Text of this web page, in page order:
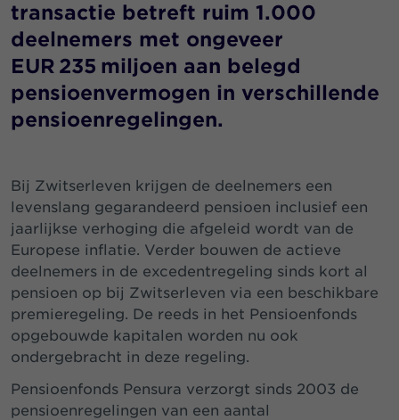
transactie betreft ruim 1.000
deelnemers met ongeveer
EUR 235 miljoen aan belegd
pensioenvermogen in verschillende
pensioenregelingen.
Bij Zwitserleven krijgen de deelnemers een
levenslang gegarandeerd pensioen inclusief een
jaarlijkse verhoging die afgeleid wordt van de
Europese inflatie. Verder bouwen de actieve
deelnemers in de excedentregeling sinds kort al
pensioen op bij Zwitserleven via een beschikbare
premieregeling. De reeds in het Pensioenfonds
opgebouwde kapitalen worden nu ook
ondergebracht in deze regeling.
Pensioenfonds Pensura verzorgt sinds 2003 de
pensioenregelingen van een aantal